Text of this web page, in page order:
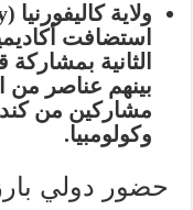
ولاية كاليفورنيا (Summit Karate Academy):
استضافت
بينهم عناصر من
مشاركين من
وكولومبيا.
حضور دولي